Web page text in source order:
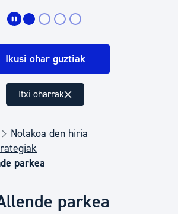
Ikusi ohar guztiak
Itxi oharrak
Nolakoa den hiria
parkea
parkea